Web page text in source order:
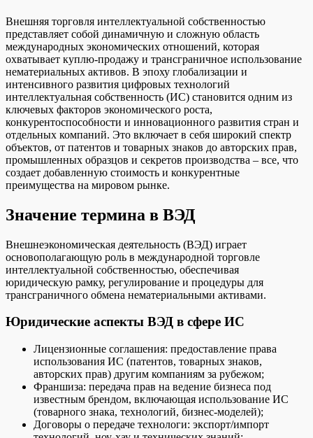
Внешняя торговля интеллектуальной собственностью
представляет собой динамичную и сложную область
международных экономических отношений, которая
охватывает куплю-продажу и трансграничное использование
нематериальных активов. В эпоху глобализации и
интенсивного развития цифровых технологий
интеллектуальная собственность (ИС) становится одним из
ключевых факторов экономического роста,
конкурентоспособности и инновационного развития стран и
отдельных компаний. Это включает в себя широкий спектр
объектов, от патентов и товарных знаков до авторских прав,
промышленных образцов и секретов производства – все, что
создает добавленную стоимость и конкурентные
преимущества на мировом рынке.
Значение термина в ВЭД
Внешнеэкономическая деятельность (ВЭД) играет
основополагающую роль в международной торговле
интеллектуальной собственностью, обеспечивая
юридическую рамку, регулирование и процедуры для
трансграничного обмена нематериальными активами.
Юридические аспекты ВЭД в сфере ИС
Лицензионные соглашения: предоставление права
использования ИС (патентов, товарных знаков,
авторских прав) другим компаниям за рубежом;
Франшиза: передача прав на ведение бизнеса под
известным брендом, включающая использование ИС
(товарного знака, технологий, бизнес-моделей);
Договоры о передаче технологи: экспорт/импорт